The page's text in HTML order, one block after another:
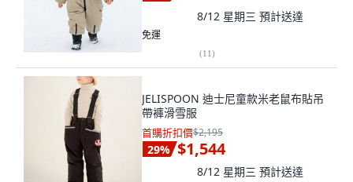
8/12 星期三 預計送達
免運
(11)
JELISPOON 迪士尼童款米老鼠布貼吊
帶褲滑雪服
首購折扣價$2,195
29% $1,544
8/12 星期三 預計送達